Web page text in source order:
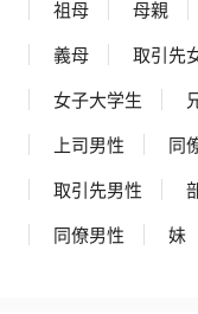
祖母
母親
義母
取引先
女子大学生
上司男性
同
取引先男性
同僚男性
妹